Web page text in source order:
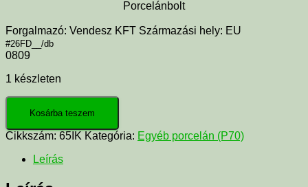
Porcelánbolt
Forgalmazó: Vendesz KFT Származási hely: EU
#26FD__/db
0809
1 készleten
Kosárba teszem
Cikkszám: 65IK Kategória: Egyéb porcelán (P70)
Leírás